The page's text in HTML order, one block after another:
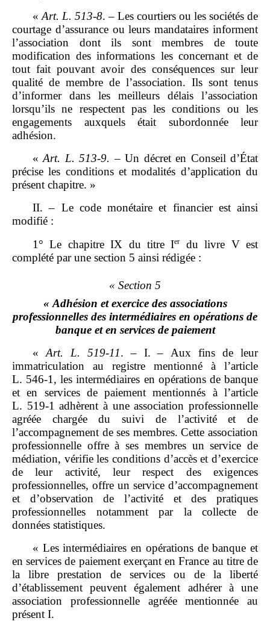
« Art. L. 513‑8. – Les courtiers ou les sociétés de
courtage d’assurance ou leurs mandataires informent
l’association dont ils sont membres de toute
modification des informations les concernant et de
tout fait pouvant avoir des conséquences sur leur
qualité de membre de l’association. Ils sont tenus
d’informer dans les meilleurs délais l’association
lorsqu’ils ne respectent pas les conditions ou les
engagements auxquels était subordonnée leur
adhésion.
«Art. L. 513‑9. – Un décret en Conseil d’État
précise les conditions et modalités d’application du
présent chapitre. »
II. – Le code monétaire et financier est ainsi
modifié :
1° Le chapitre IX du titre Ier
du livre V est
complété par une section 5 ainsi rédigée :
« Section 5
« Adhésion et exercice des associations
professionnelles des intermédiaires en opérations de
banque et en services de paiement
« Art. L. 519‑11. – I. – Aux fins de leur
immatriculation au registre mentionné à l’article
L. 546‑1, les intermédiaires en opérations de banque
et en services de paiement mentionnés à l’article
L. 519‑1 adhèrent à une association professionnelle
agréée chargée du suivi de l’activité et de
l’accompagnement de ses membres. Cette association
professionnelle offre à ses membres un service de
médiation, vérifie les conditions d’accès et d’exercice
de leur activité, leur respect des exigences
professionnelles, offre un service d’accompagnement
et d’observation de l’activité et des pratiques
professionnelles notamment par la collecte de
données statistiques.
« Les intermédiaires en opérations de banque et
en services de paiement exerçant en France au titre de
la libre prestation de services ou de la liberté
d’établissement peuvent également adhérer à une
association professionnelle agréée mentionnée au
présent I.